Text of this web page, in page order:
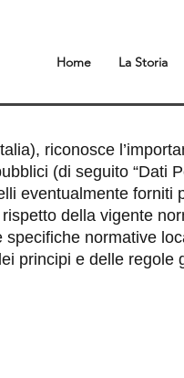
Home La Storia
riconosce
(di seguito “Dati
eventualmente forniti
della vigente
normative
principi e delle regole